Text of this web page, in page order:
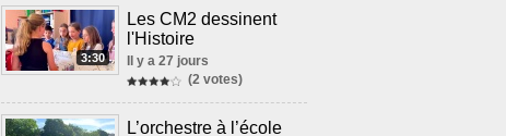
3:30
Les CM2 dessinent
l'Histoire
Il y a 27 jours
(2 votes)
L’orchestre à l’école